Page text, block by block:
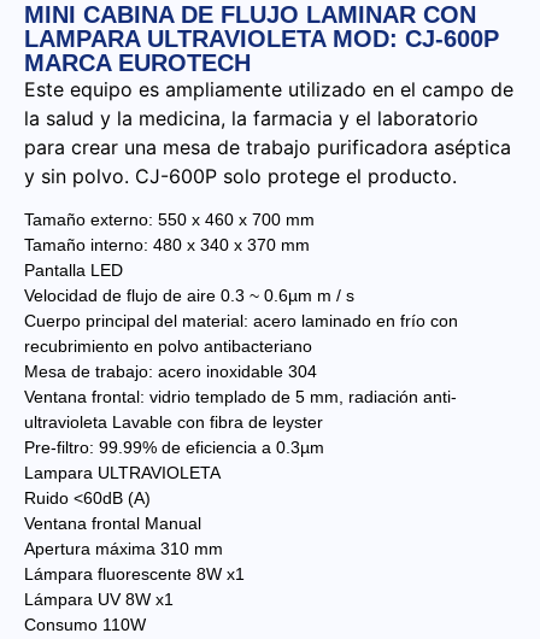
MINI CABINA DE FLUJO LAMINAR CON
LAMPARA ULTRAVIOLETA MOD: CJ-600P
MARCA EUROTECH
Este equipo es ampliamente utilizado en el campo de
la salud y la medicina, la farmacia y el laboratorio
para crear una mesa de trabajo purificadora aséptica
y sin polvo. CJ-600P solo protege el producto.
Tamaño externo: 550 x 460 x 700 mm
Tamaño interno: 480 x 340 x 370 mm
Pantalla LED
Velocidad de flujo de aire 0.3 ~ 0.6µm m / s
Cuerpo principal del material: acero laminado en frío con
recubrimiento en polvo antibacteriano
Mesa de trabajo: acero inoxidable 304
Ventana frontal: vidrio templado de 5 mm, radiación anti-
ultravioleta Lavable con fibra de leyster
Pre-filtro: 99.99% de eficiencia a 0.3µm
Lampara ULTRAVIOLETA
Ruido <60dB (A)
Ventana frontal Manual
Apertura máxima 310 mm
Lámpara fluorescente 8W x1
Lámpara UV 8W x1
Consumo 110W